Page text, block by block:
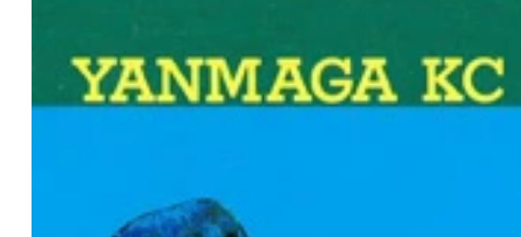
不良文化評論家・岩橋健一郎が語る“オレが不良だった頃”